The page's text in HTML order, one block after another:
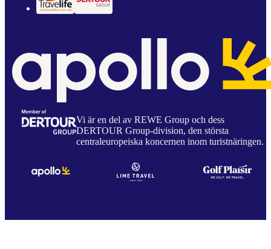
Vi är en del av REWE Group och dess
DERTOUR Group-division, den största
centraleuropeiska koncernen inom turistnäringen.